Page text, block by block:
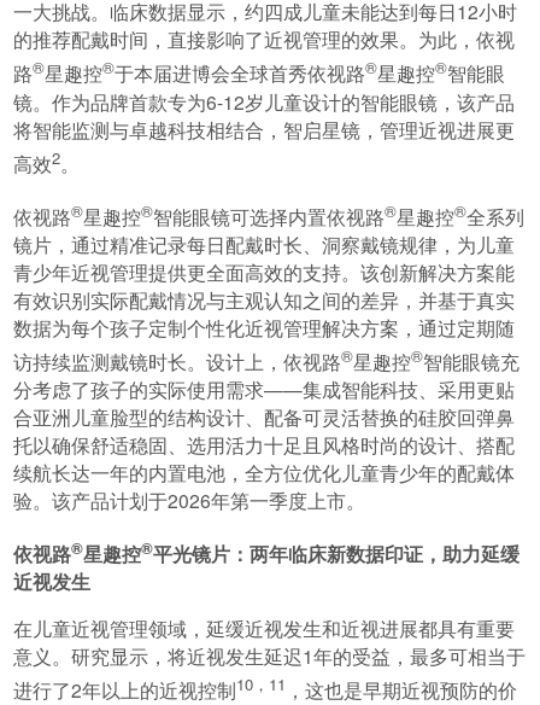
一大挑战。临床数据显示，约四成儿童未能达到每日12小时
的推荐配戴时间，直接影响了近视管理的效果。为此，依视
路®星趣控®于本届进博会全球首秀依视路®星趣控®智能眼
镜。作为品牌首款专为6-12岁儿童设计的智能眼镜，该产品
将智能监测与卓越科技相结合，智启星镜，管理近视进展更
高效2。
依视路®星趣控®智能眼镜可选择内置依视路®星趣控®全系列
镜片，通过精准记录每日配戴时长、洞察戴镜规律，为儿童
青少年近视管理提供更全面高效的支持。该创新解决方案能
有效识别实际配戴情况与主观认知之间的差异，并基于真实
数据为每个孩子定制个性化近视管理解决方案，通过定期随
访持续监测戴镜时长。设计上，依视路®星趣控®智能眼镜充
分考虑了孩子的实际使用需求——集成智能科技、采用更贴
合亚洲儿童脸型的结构设计、配备可灵活替换的硅胶回弹鼻
托以确保舒适稳固、选用活力十足且风格时尚的设计、搭配
续航长达一年的内置电池，全方位优化儿童青少年的配戴体
验。该产品计划于2026年第一季度上市。
依视路®星趣控®平光镜片：两年临床新数据印证，助力延缓
近视发生
在儿童近视管理领域，延缓近视发生和近视进展都具有重要
意义。研究显示，将近视发生延迟1年的受益，最多可相当于
进行了2年以上的近视控制10，11 ，这也是早期近视预防的价